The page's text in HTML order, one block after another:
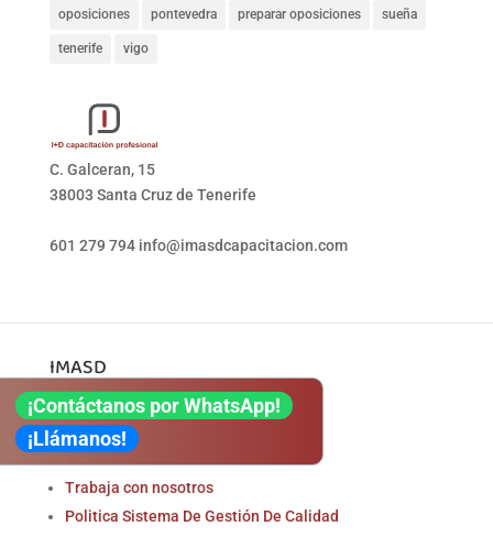
oposiciones pontevedra preparar oposiciones sueña
tenerife vigo
C. Galceran, 15
38003 Santa Cruz de Tenerife
601 279 794 info@imasdcapacitacion.com
IMASD
I+D Capacitación
Servicios
Trabaja con nosotros
Politica Sistema De Gestión De Calidad
¡Contáctanos por WhatsApp!
¡Llámanos!